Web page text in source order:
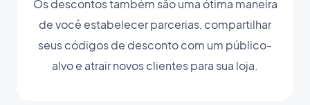
Os descontos também são uma ótima maneira
de você estabelecer parcerias, compartilhar
seus códigos de desconto com um público-
alvo e atrair novos clientes para sua loja.